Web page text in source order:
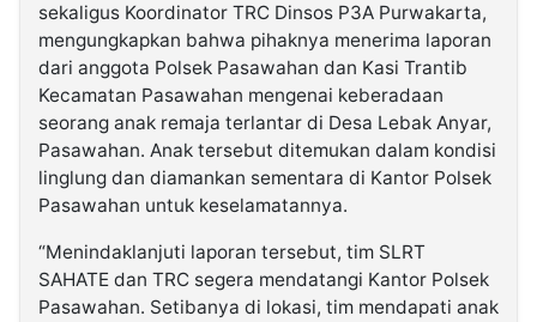
sekaligus Koordinator TRC Dinsos P3A Purwakarta,
mengungkapkan bahwa pihaknya menerima laporan
dari anggota Polsek Pasawahan dan Kasi Trantib
Kecamatan Pasawahan mengenai keberadaan
seorang anak remaja terlantar di Desa Lebak Anyar,
Pasawahan. Anak tersebut ditemukan dalam kondisi
linglung dan diamankan sementara di Kantor Polsek
Pasawahan untuk keselamatannya.
“Menindaklanjuti laporan tersebut, tim SLRT
SAHATE dan TRC segera mendatangi Kantor Polsek
Pasawahan. Setibanya di lokasi, tim mendapati anak